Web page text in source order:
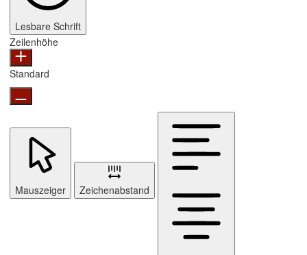
Lesbare Schrift
Zeilenhöhe
Standard
Mauszeiger Zeichenabstand